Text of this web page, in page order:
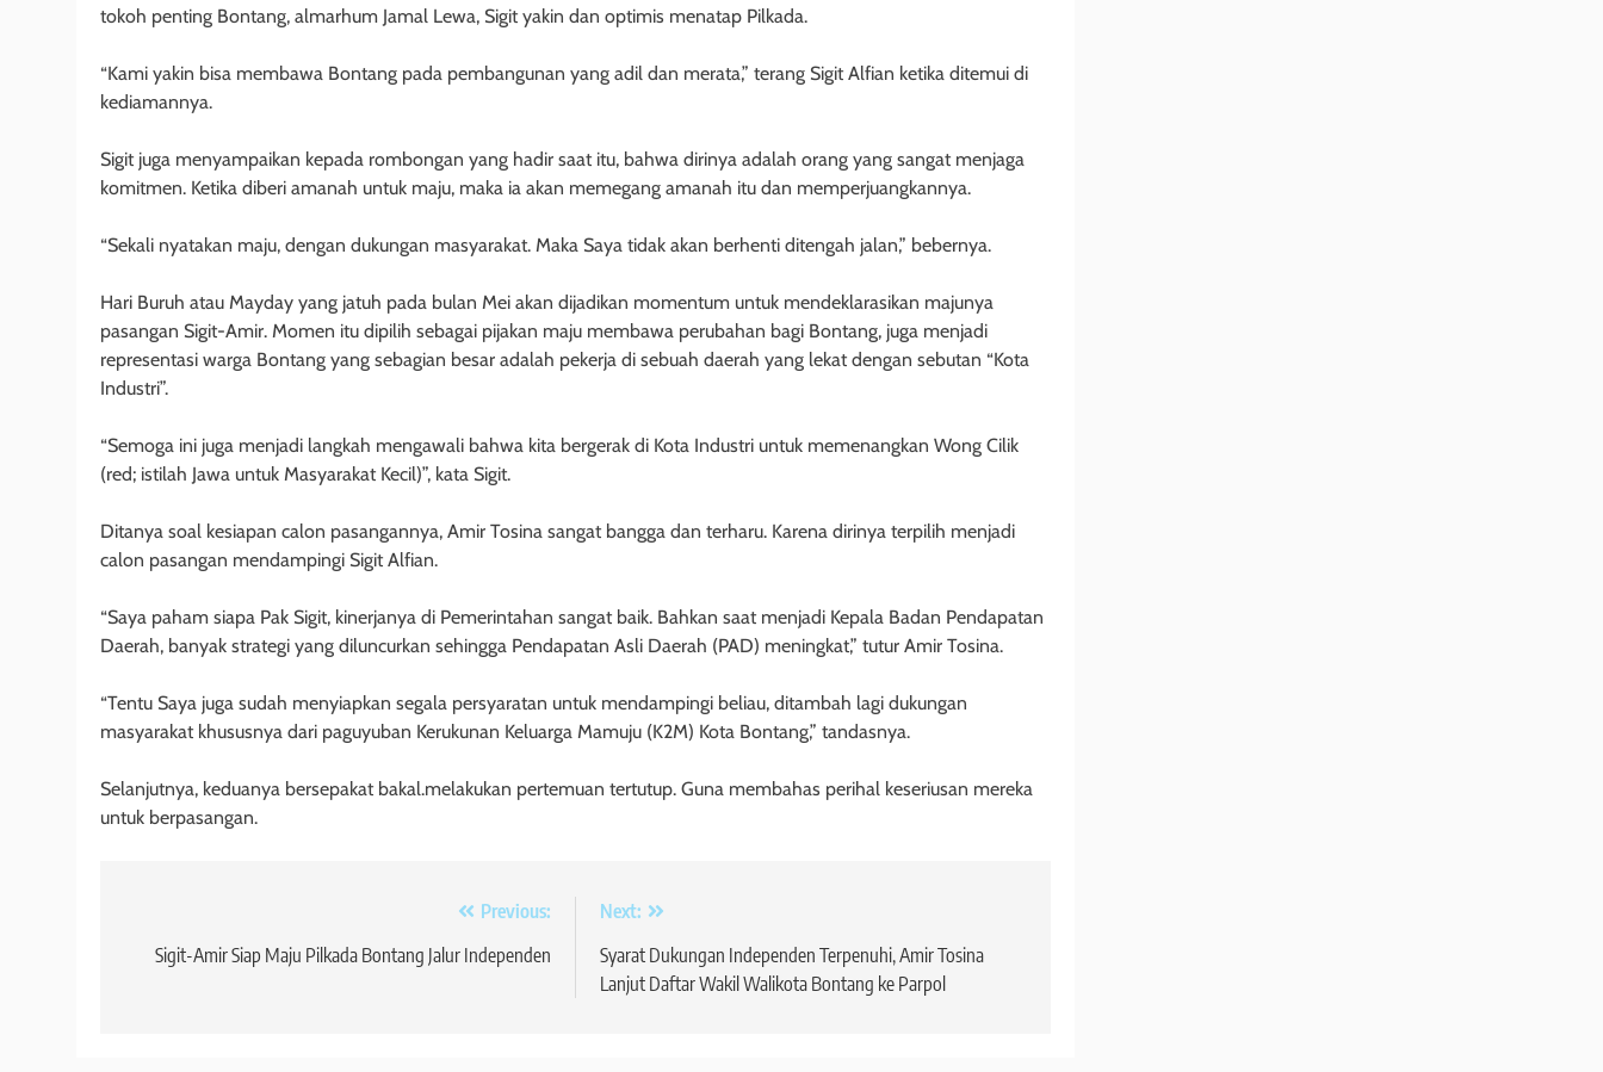
tokoh penting Bontang, almarhum Jamal Lewa, Sigit yakin dan optimis menatap Pilkada.
“Kami yakin bisa membawa Bontang pada pembangunan yang adil dan merata,” terang Sigit Alfian ketika ditemui di
kediamannya.
Sigit juga menyampaikan kepada rombongan yang hadir saat itu, bahwa dirinya adalah orang yang sangat menjaga
komitmen. Ketika diberi amanah untuk maju, maka ia akan memegang amanah itu dan memperjuangkannya.
“Sekali nyatakan maju, dengan dukungan masyarakat. Maka Saya tidak akan berhenti ditengah jalan,” bebernya.
Hari Buruh atau Mayday yang jatuh pada bulan Mei akan dijadikan momentum untuk mendeklarasikan majunya
pasangan Sigit-Amir. Momen itu dipilih sebagai pijakan maju membawa perubahan bagi Bontang, juga menjadi
representasi warga Bontang yang sebagian besar adalah pekerja di sebuah daerah yang lekat dengan sebutan “Kota
Industri”.
“Semoga ini juga menjadi langkah mengawali bahwa kita bergerak di Kota Industri untuk memenangkan Wong Cilik
(red; istilah Jawa untuk Masyarakat Kecil)”, kata Sigit.
Ditanya soal kesiapan calon pasangannya, Amir Tosina sangat bangga dan terharu. Karena dirinya terpilih menjadi
calon pasangan mendampingi Sigit Alfian.
“Saya paham siapa Pak Sigit, kinerjanya di Pemerintahan sangat baik. Bahkan saat menjadi Kepala Badan Pendapatan
Daerah, banyak strategi yang diluncurkan sehingga Pendapatan Asli Daerah (PAD) meningkat,” tutur Amir Tosina.
“Tentu Saya juga sudah menyiapkan segala persyaratan untuk mendampingi beliau, ditambah lagi dukungan
masyarakat khususnya dari paguyuban Kerukunan Keluarga Mamuju (K2M) Kota Bontang,” tandasnya.
Selanjutnya, keduanya bersepakat bakal.melakukan pertemuan tertutup. Guna membahas perihal keseriusan mereka
untuk berpasangan.
pos
Previous:
Sigit-Amir Siap Maju Pilkada Bontang Jalur Independen
Next:
Syarat Dukungan Independen Terpenuhi, Amir Tosina
Lanjut Daftar Wakil Walikota Bontang ke Parpol